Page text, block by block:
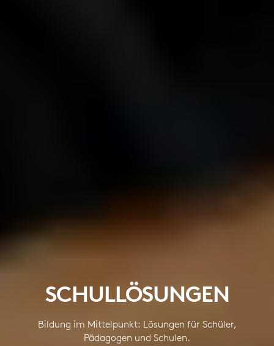
SCHULLÖSUNGEN
Bildung im Mittelpunkt: Lösungen für Schüler,
Pädagogen und Schulen.